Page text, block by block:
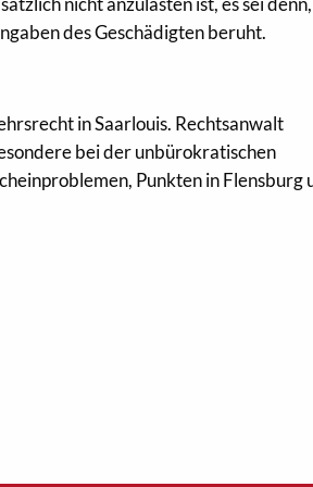
des Geschädigten beruht.
in Saarlouis. Rechtsanwalt
bei der unbürokratischen
Punkten in Flensburg